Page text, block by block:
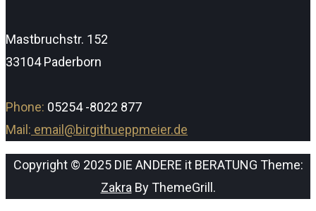
Mastbruchstr. 152
33104 Paderborn
Phone: 05254 -8022 877
Mail: email@birgithueppmeier.de
Copyright © 2025 DIE ANDERE it BERATUNG Theme:
ZakraBy ThemeGrill.